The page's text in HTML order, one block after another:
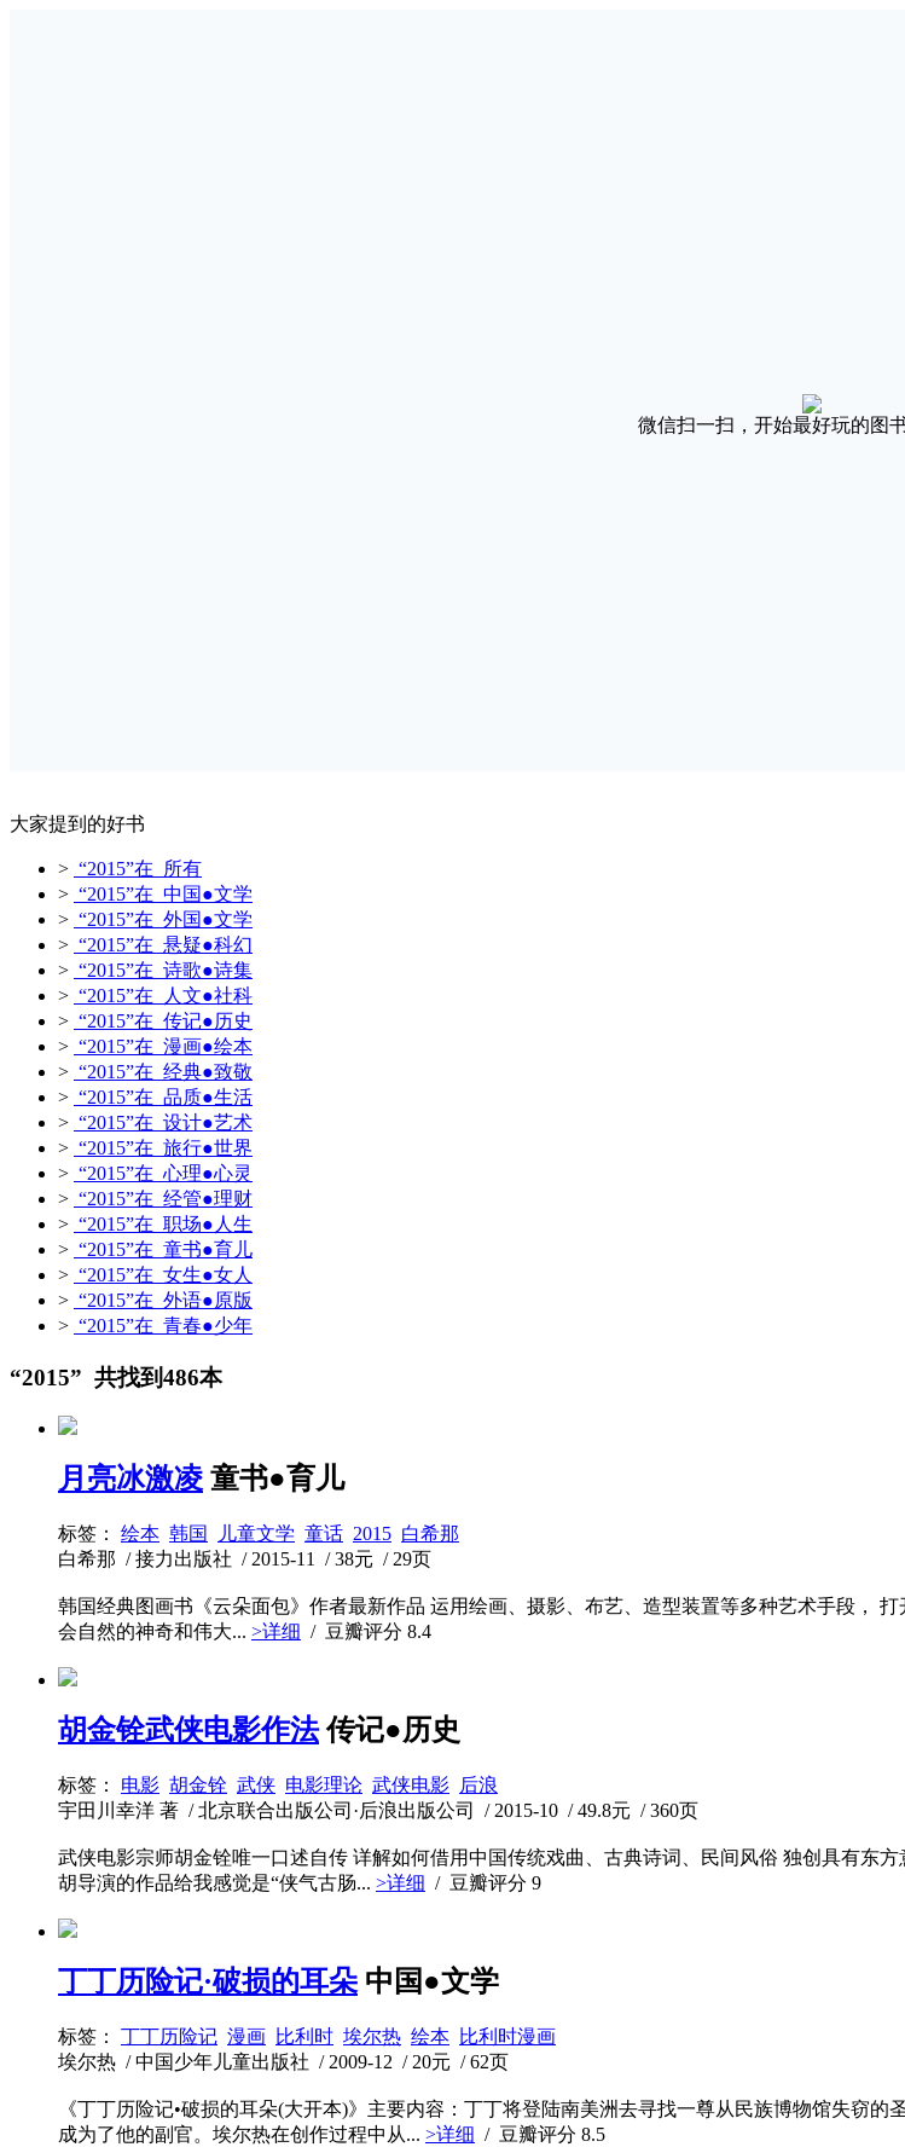
微信扫一扫，开始最好玩的图
大家提到的好书
> “2015”在 所有
> “2015”在 中国●文学
> “2015”在 外国●文学
> “2015”在 悬疑●科幻
> “2015”在 诗歌●诗集
> “2015”在 人文●社科
> “2015”在 传记●历史
> “2015”在 漫画●绘本
> “2015”在 经典●致敬
> “2015”在 品质●生活
> “2015”在 设计●艺术
> “2015”在 旅行●世界
> “2015”在 心理●心灵
> “2015”在 经管●理财
> “2015”在 职场●人生
> “2015”在 童书●育儿
> “2015”在 女生●女人
> “2015”在 外语●原版
> “2015”在 青春●少年
“2015” 共找到486本
月亮冰激凌 童书●育儿
标签： 绘本 韩国 儿童文学 童话 2015 白希那
白希那 / 接力出版社 / 2015-11 / 38元 / 29页
韩国经典图画书《云朵面包》作者最新作品 运用绘画、摄影、布艺、造型装置等多种艺术手段，
会自然的神奇和伟大... >详细 / 豆瓣评分 8.4
胡金铨武侠电影作法 传记●历史
标签： 电影 胡金铨 武侠 电影理论 武侠电影 后浪
宇田川幸洋 著 / 北京联合出版公司·后浪出版公司 / 2015-10 / 49.8元 / 360页
武侠电影宗师胡金铨唯一口述自传 详解如何借用中国传统戏曲、古典诗词、民间风俗 独创具有
胡导演的作品给我感觉是“侠气古肠... >详细 / 豆瓣评分 9
丁丁历险记·破损的耳朵 中国●文学
标签： 丁丁历险记 漫画 比利时 埃尔热 绘本 比利时漫画
埃尔热 / 中国少年儿童出版社 / 2009-12 / 20元 / 62页
《丁丁历险记•破损的耳朵(大开本)》主要内容：丁丁将登陆南美洲去寻找一尊从民族博物馆失窃
成为了他的副官。埃尔热在创作过程中从... >详细 / 豆瓣评分 8.5